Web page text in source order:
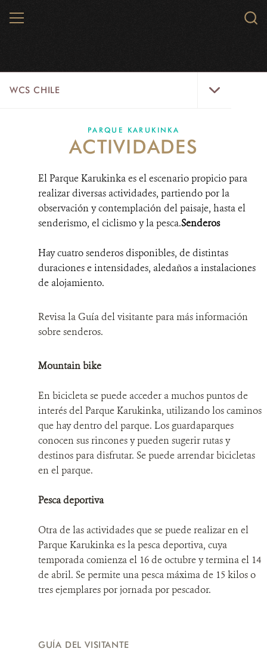
MENU
WCS CHILE
INICIO
NOTICIAS
PAISAJES
PARQUE KARUKINKA
SOLUCIONES
MECANISMO DE ATENCIÓN DE QUEJAS Y RECLAMOS
PARQUE KARUKINKA
ACTIVIDADES
El Parque Karukinka es el escenario propicio para
realizar diversas actividades, partiendo por la
observación y contemplación del paisaje, hasta el
senderismo, el ciclismo y la pesca.Senderos
Hay cuatro senderos disponibles, de distintas
duraciones e intensidades, aledaños a instalaciones
de alojamiento.
Revisa la Guía del visitante para más información
sobre senderos.
Mountain bike
En bicicleta se puede acceder a muchos puntos de
interés del Parque Karukinka, utilizando los caminos
que hay dentro del parque. Los guardaparques
conocen sus rincones y pueden sugerir rutas y
destinos para disfrutar. Se puede arrendar bicicletas
en el parque.
Pesca deportiva
Otra de las actividades que se puede realizar en el
Parque Karukinka es la pesca deportiva, cuya
temporada comienza el 16 de octubre y termina el 14
de abril. Se permite una pesca máxima de 15 kilos o
tres ejemplares por jornada por pescador.
GUÍA DEL VISITANTE